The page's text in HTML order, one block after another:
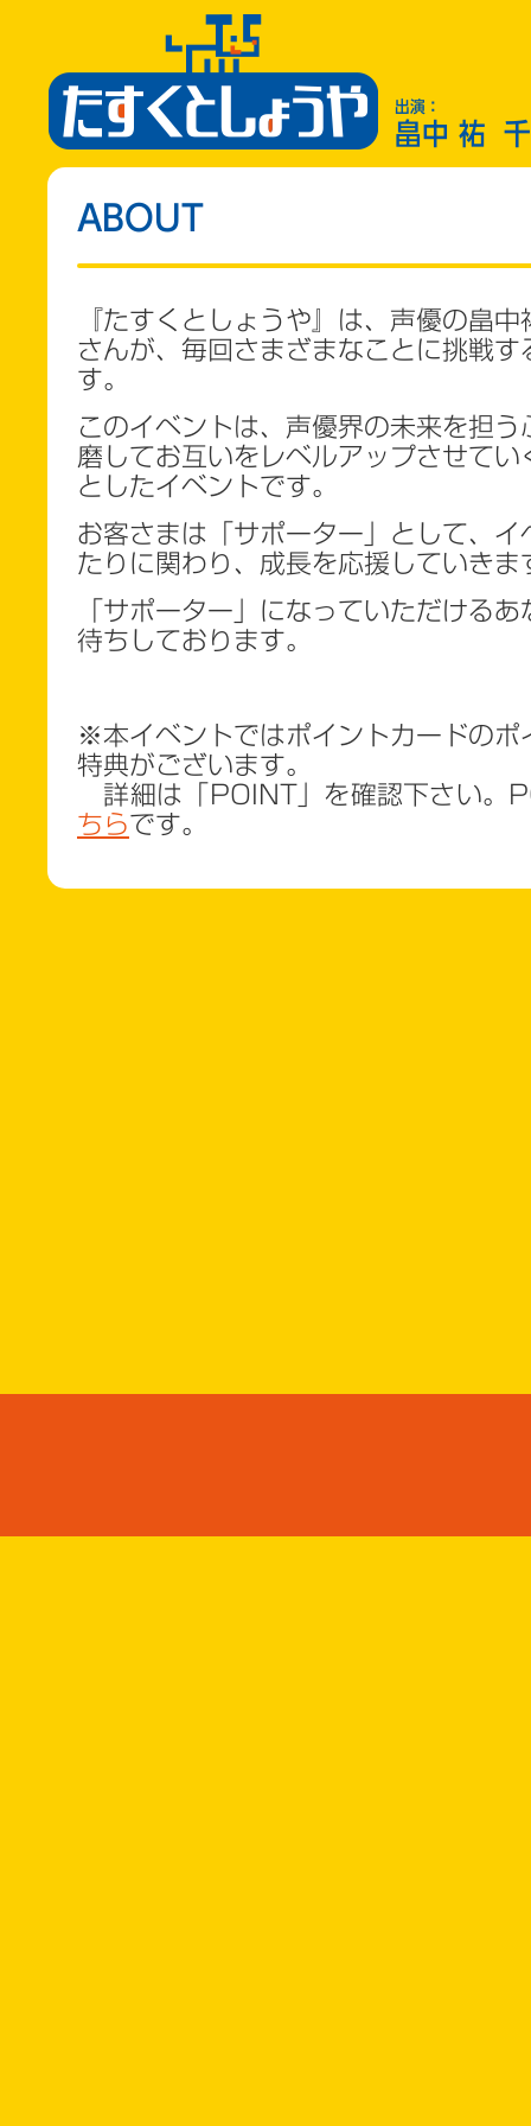
出演：
畠中 祐
ABOUT
『たすくとしょうや』は、声優の畠
さんが、毎回さまざまなことに挑戦す
す。
このイベントは、声優界の未来を担う
磨してお互いをレベルアップさせてい
としたイベントです。
お客さまは「サポーター」として、イ
たりに関わり、成長を応援していきま
「サポーター」になっていただける
待ちしております。
※本イベントではポイントカードのポ
特典がございます。
詳細は「POINT」を確認下さい。
ちらです。